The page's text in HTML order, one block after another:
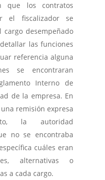
que los contratos
el fiscalizador se
desempeñado
las funciones
referencia alguna
se encontraran
Interno de
de la empresa. En
remisión expresa
la autoridad
no se encontraba
cuáles eran
alternativas o
a cada cargo.